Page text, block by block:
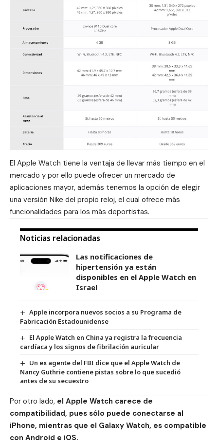
El Apple Watch tiene la ventaja de llevar más tiempo en el
mercado y por ello puede ofrecer un mercado de
aplicaciones mayor, además tenemos la opción de elegir
una versión Nike del propio reloj, el cual ofrece más
funcionalidades para los más deportistas.
Noticias relacionadas
Las notificaciones de
hipertensión ya están
disponibles en el Apple Watch en
Israel
Apple incorpora nuevos socios a su Programa de
Fabricación Estadounidense
El Apple Watch en China ya registra la frecuencia
cardíaca y los signos de fibrilación auricular
Un ex agente del FBI dice que el Apple Watch de
Nancy Guthrie contiene pistas sobre lo que sucedió
antes de su secuestro
Por otro lado, el Apple Watch carece de
compatibilidad, pues sólo puede conectarse al
iPhone, mientras que el Galaxy Watch, es compatible
con Android e iOS.